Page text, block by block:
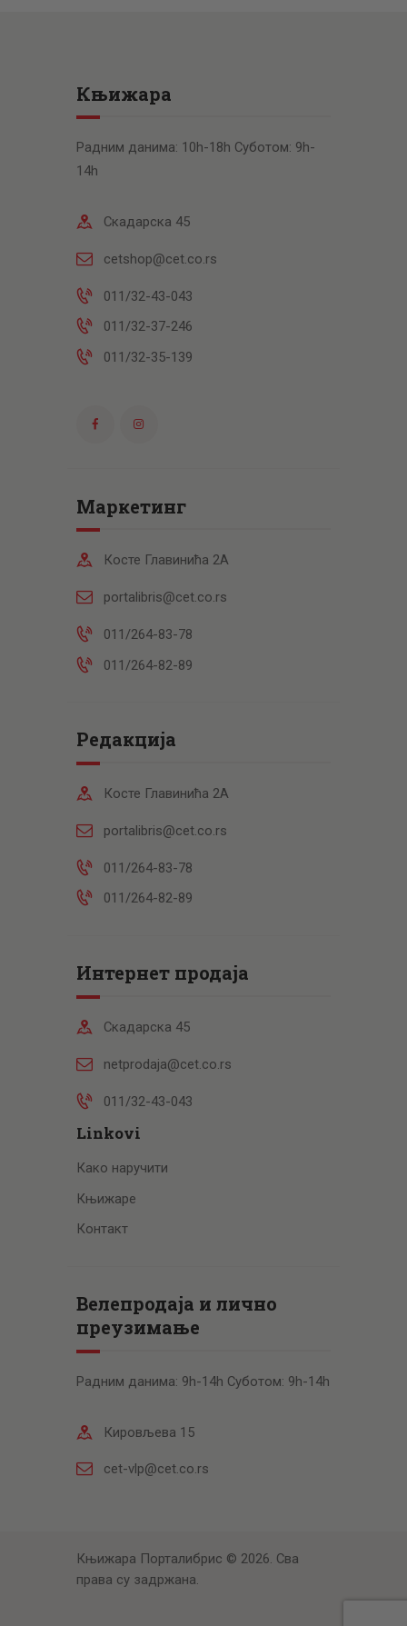
Књижара
Радним данима: 10h-18h Суботом: 9h-
14h
Скадарска 45
cetshop@cet.co.rs
011/32-43-043
011/32-37-246
011/32-35-139
Маркетинг
Косте Главинића 2А
portalibris@cet.co.rs
011/264-83-78
011/264-82-89
Редакција
Косте Главинића 2А
portalibris@cet.co.rs
011/264-83-78
011/264-82-89
Интернет продаја
Скадарска 45
netprodaja@cet.co.rs
011/32-43-043
Linkovi
Како наручити
Књижаре
Контакт
Велепродаја и лично
преузимање
Радним данима: 9h-14h Суботом: 9h-14h
Кировљева 15
cet-vlp@cet.co.rs
Књижара Порталибрис © 2026. Сва
права су задржана.